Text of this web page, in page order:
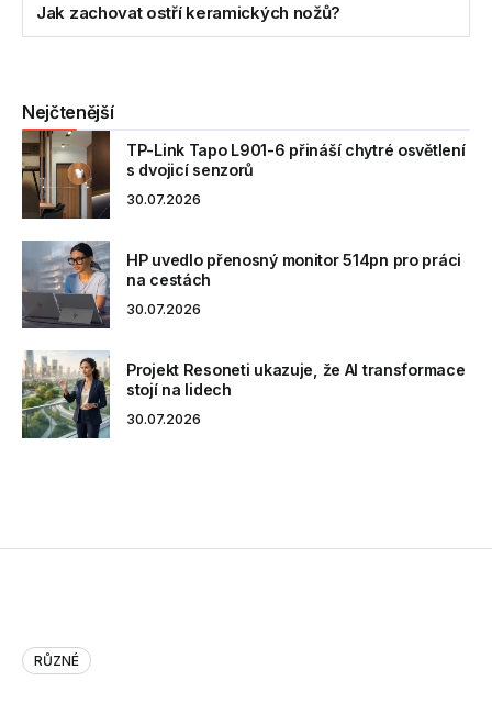
Jak zachovat ostří keramických nožů?
Nejčtenější
TP-Link Tapo L901-6 přináší chytré osvětlení
s dvojicí senzorů
30.07.2026
HP uvedlo přenosný monitor 514pn pro práci
na cestách
30.07.2026
Projekt Resoneti ukazuje, že AI transformace
stojí na lidech
30.07.2026
RŮZNÉ